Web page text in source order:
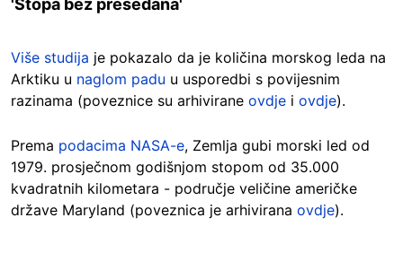
Više studija je pokazalo da je količina morskog leda na
Arktiku u naglom padu u usporedbi s povijesnim
razinama (poveznice su arhivirane ovdje i ovdje).
Prema podacima NASA-e, Zemlja gubi morski led od
1979. prosječnom godišnjom stopom od 35.000
kvadratnih kilometara - područje veličine američke
države Maryland (poveznica je arhivirana ovdje).